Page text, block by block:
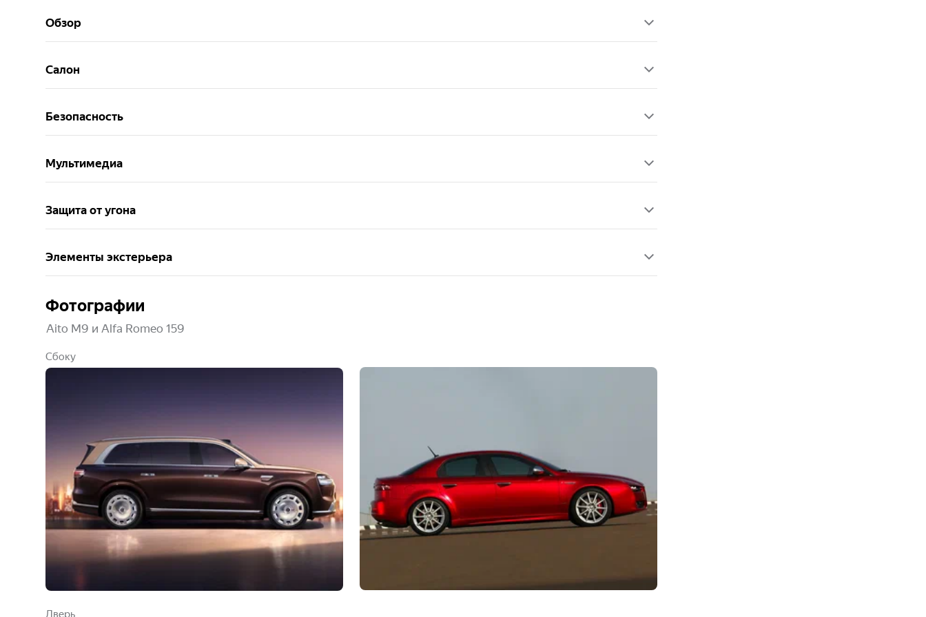
Обзор
Салон
Безопасность
Мультимедиа
Защита от угона
Элементы экстерьера
Фотографии
Aito M9 и Alfa Romeo 159
Сбоку
Дверь